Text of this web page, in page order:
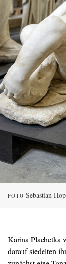
FOTO Sebastian
Karina Plachetka
darauf siedelten